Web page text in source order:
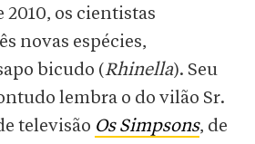
2010, os cientistas
novas espécies,
bicudo (Rhinella). Seu
lembra o do vilão Sr.
televisão Os Simpsons, de